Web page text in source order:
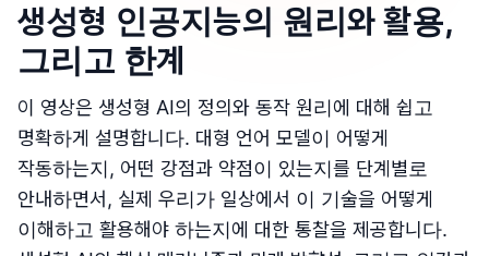
생성형 인공지능의 원리와 활용,
그리고 한계
이 영상은 생성형 AI의 정의와 동작 원리에 대해 쉽고
명확하게 설명합니다. 대형 언어 모델이 어떻게
작동하는지, 어떤 강점과 약점이 있는지를 단계별로
안내하면서, 실제 우리가 일상에서 이 기술을 어떻게
이해하고 활용해야 하는지에 대한 통찰을 제공합니다.